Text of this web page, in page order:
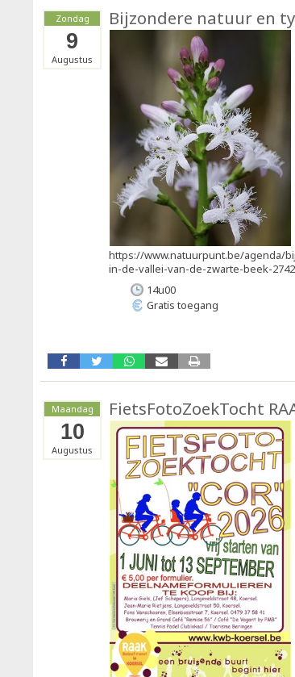
Zondag
9
Augustus
Bijzondere natuur en
https://www.natuurpunt.be/agenda/
in-de-vallei-van-de-zwarte-beek-
14u00
Gratis toegang
Maandag
10
Augustus
FietsFotoZoekTocht